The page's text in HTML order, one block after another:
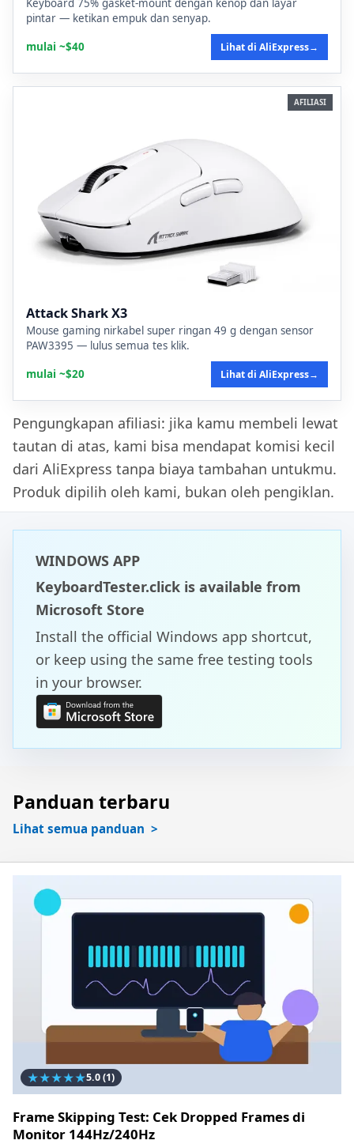
Keyboard 75% gasket-mount dengan kenop dan layar
pintar — ketikan empuk dan senyap.
mulai ~$40
Lihat di AliExpress→
AFILIASI
Attack Shark X3
Mouse gaming nirkabel super ringan 49 g dengan sensor
PAW3395 — lulus semua tes klik.
mulai ~$20
Lihat di AliExpress→
Pengungkapan afiliasi: jika kamu membeli lewat
tautan di atas, kami bisa mendapat komisi kecil
dari AliExpress tanpa biaya tambahan untukmu.
Produk dipilih oleh kami, bukan oleh pengiklan.
WINDOWS APP
KeyboardTester.click is available from
Microsoft Store
Install the official Windows app shortcut,
or keep using the same free testing tools
in your browser.
Panduan terbaru
Lihat semua panduan
★★★★★5.0(1)
Frame Skipping Test: Cek Dropped Frames di
Monitor 144Hz/240Hz